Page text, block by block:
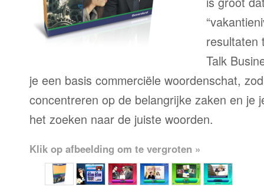
resultaten
Talk
je een basis commerciële woordenschat,
concentreren op de belangrijke zaken en je
het zoeken naar de juiste woorden.
Klik op afbeelding om te vergroten »